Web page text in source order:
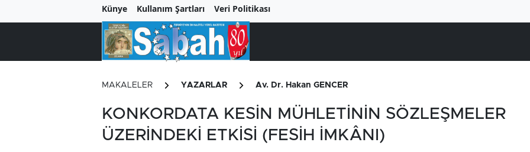
Künye Kullanım Şartları Veri Politikası
MAKALELER YAZARLAR Av. Dr. Hakan GENCER
KONKORDATA KESİN MÜHLETİNİN SÖZLEŞMELER
ÜZERİNDEKİ ETKİSİ (FESİH İMKÂNI)